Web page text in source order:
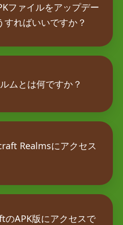
ファイルをアップデー
すればいいですか？
ムとは何ですか？
Realmsにアクセス
のAPK版にアクセスで